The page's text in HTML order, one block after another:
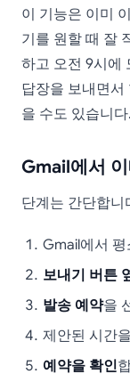
이 기능은 이미
기를 원할 때 잘
하고 오전 9시에
답장을 보내면
을 수도 있습니다.
Gmail에서
단계는 간단합니
Gmail에서 평
보내기 버튼
발송 예약을
제안된 시간
예약을 확인